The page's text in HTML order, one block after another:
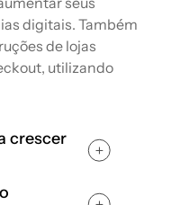
digitais. Também
de lojas
utilizando
crescer